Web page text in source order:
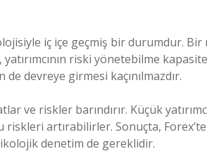
iç içe geçmiş bir durumdur.
riski yönetebilme
devreye girmesi kaçınılmazdır.
ve riskler barındırır. Küçük
artırabilirler. Sonuçta,
denetim de gereklidir.